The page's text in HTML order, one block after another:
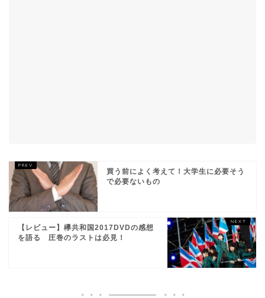
買う前によく考えて！大学生に必要そう
で必要ないもの
【レビュー】欅共和国2017DVDの感想
を語る 圧巻のラストは必見！